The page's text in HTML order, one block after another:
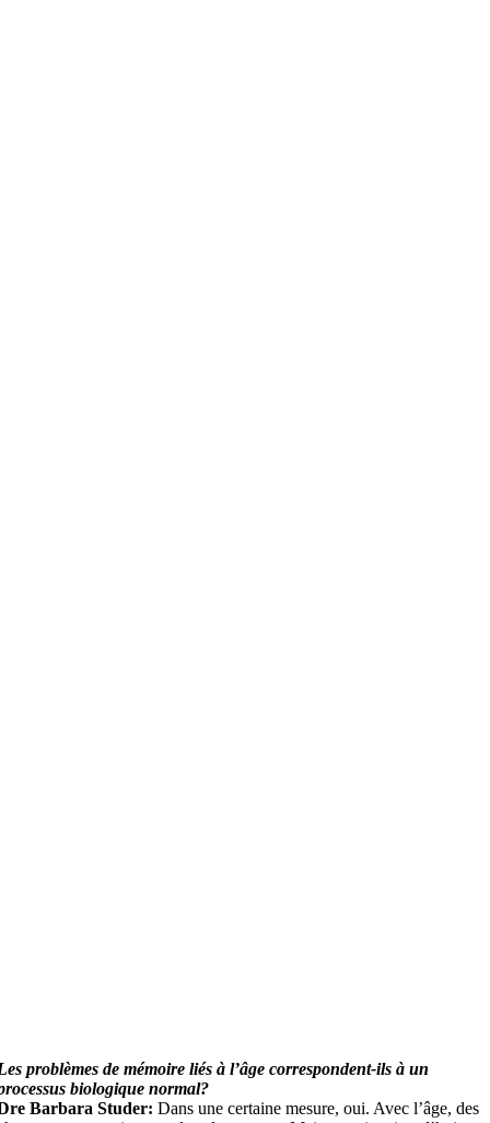
problèmes de mémoire liés à l’âge correspondent-ils à un
biologique normal?
Barbara Studer:Dans une certaine mesure, oui. Avec l’âge, des